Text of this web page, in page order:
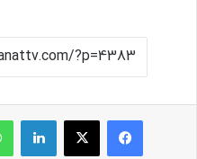
فیسبوک ایکس لینکداین